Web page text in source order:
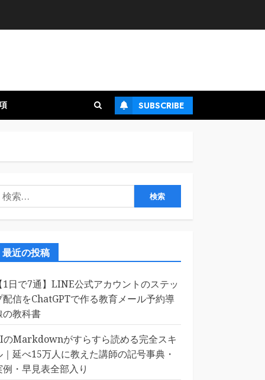
SUBSCRIBE
検
:
最近の投稿
【1日で7通】LINE公式アカウントのステッ
配信をChatGPTで作る教育メール予約導
の教科書
のMarkdownがすらすら読める完全スキ
｜延べ15万人に教えた講師の記号事典・
例・早見表全部入り